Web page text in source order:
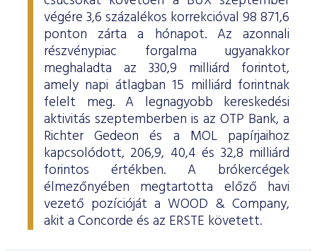
ESG Útmutató
végére 3,6 százalékos korrekcióval 98 871,6
ponton zárta a hónapot. Az azonnali
részvénypiac forgalma ugyanakkor
meghaladta az 330,9 milliárd forintot,
amely napi átlagban 15 milliárd forintnak
felelt meg. A legnagyobb kereskedési
aktivitás szeptemberben is az OTP Bank, a
Richter Gedeon és a MOL papírjaihoz
kapcsolódott, 206,9, 40,4 és 32,8 milliárd
forintos értékben. A brókercégek
élmezőnyében megtartotta előző havi
vezető pozícióját a WOOD & Company,
akit a Concorde és az ERSTE követett.